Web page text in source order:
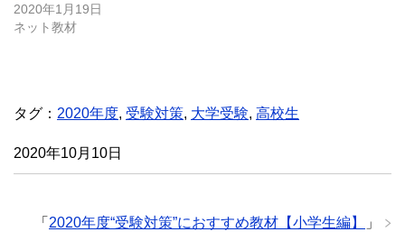
ド
2020年1月19日
ネット教材
タグ： 2020年度, 受験対策, 大学受験, 高校生
2020年10月10日
「 2020年度“受験対策”におすすめ教材【小学生編】 」